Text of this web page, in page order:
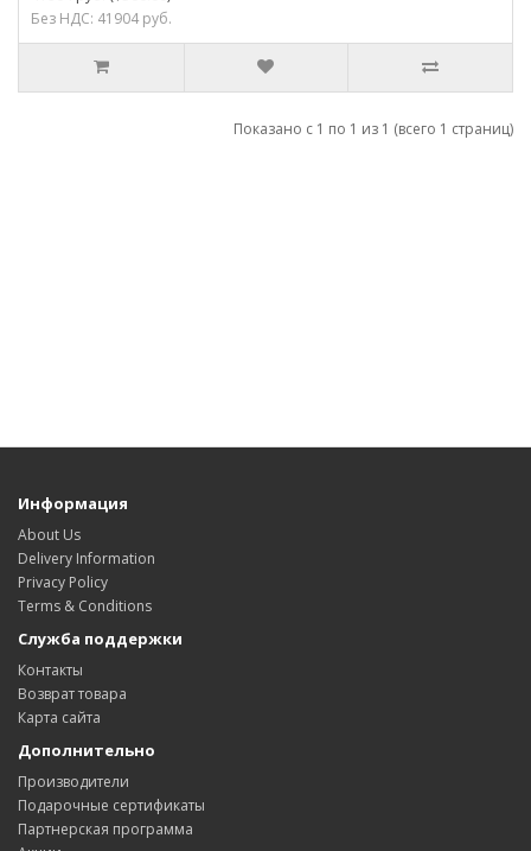
Без НДС: 41904 руб.
Показано с 1 по 1 из 1 (всего 1 страниц)
Информация
About Us
Delivery Information
Privacy Policy
Terms & Conditions
Служба поддержки
Контакты
Возврат товара
Карта сайта
Дополнительно
Производители
Подарочные сертификаты
Партнерская программа